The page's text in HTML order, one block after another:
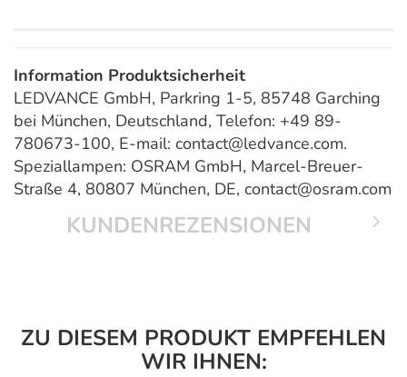
Information Produktsicherheit
LEDVANCE GmbH, Parkring 1-5, 85748 Garching
bei München, Deutschland, Telefon: +49 89-
780673-100, E-mail: contact@ledvance.com.
Speziallampen: OSRAM GmbH, Marcel-Breuer-
Straße 4, 80807 München, DE, contact@osram.com
KUNDENREZENSIONEN
ZU DIESEM PRODUKT EMPFEHLEN
WIR IHNEN: